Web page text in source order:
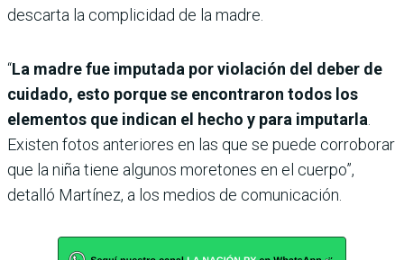
descarta la complicidad de la madre.
“La madre fue imputada por violación del deber de
cuidado, esto porque se encontraron todos los
elementos que indican el hecho y para imputarla
Existen fotos anteriores en las que se puede corroborar
que la niña tiene algunos moretones en el cuerpo”,
detalló Martínez, a los medios de comunicación.